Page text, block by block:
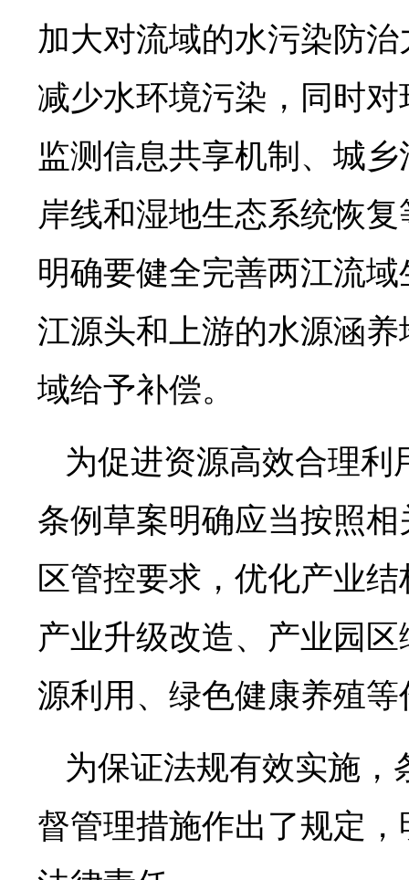
加大对流域的水污染防
减少水环境污染，同时
监测信息共享机制、城
岸线和湿地生态系统恢
明确要健全完善两江流
江源头和上游的水源涵
域给予补偿。
为促进资源高效合理利
条例草案明确应当按照
区管控要求，优化产业
产业升级改造、产业园
源利用、绿色健康养殖
为保证法规有效实施，
督管理措施作出了规定